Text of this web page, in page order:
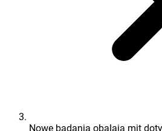
Nowe badania obalają mit